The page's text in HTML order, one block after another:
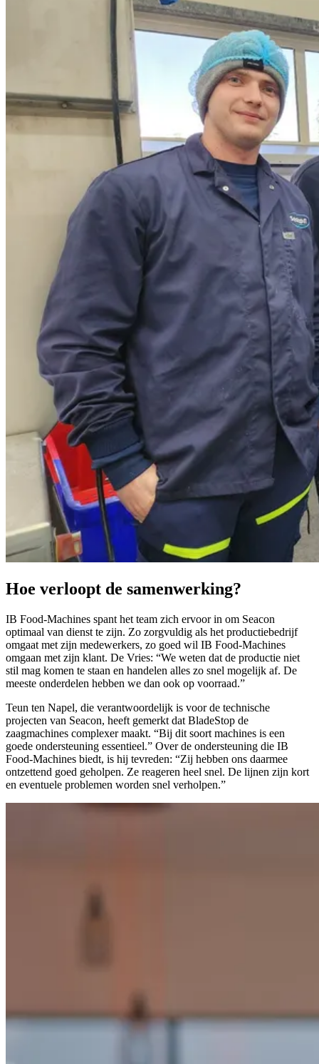
Hoe verloopt de samenwerking?
IB Food-Machines spant het team zich ervoor in om Seacon
optimaal van dienst te zijn. Zo zorgvuldig als het productiebedrijf
omgaat met zijn medewerkers, zo goed wil IB Food-Machines
omgaan met zijn klant. De Vries: “We weten dat de productie niet
stil mag komen te staan en handelen alles zo snel mogelijk af. De
meeste onderdelen hebben we dan ook op voorraad.”
Teun ten Napel, die verantwoordelijk is voor de technische
projecten van Seacon, heeft gemerkt dat BladeStop de
zaagmachines complexer maakt. “Bij dit soort machines is een
goede ondersteuning essentieel.” Over de ondersteuning die IB
Food-Machines biedt, is hij tevreden: “Zij hebben ons daarmee
ontzettend goed geholpen. Ze reageren heel snel. De lijnen zijn kort
en eventuele problemen worden snel verholpen.”